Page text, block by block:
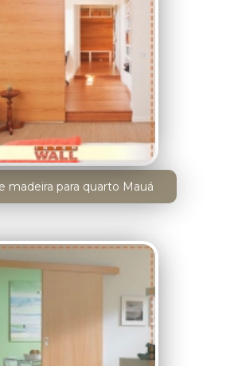
madeira para quarto Mauá